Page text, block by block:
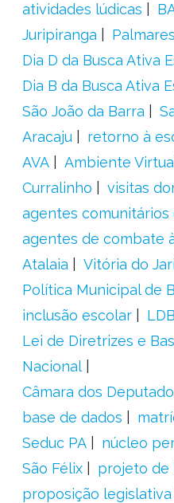
atividades lúdicas
Juripiranga
Palmares
Dia D da Busca Ativa
Dia B da Busca Ativa
São João da Barra
Aracaju
retorno à
AVA
Ambiente
Curralinho
visitas
agentes comunitários
agentes de combate
Atalaia
Vitória do Jari
Política Municipal de
inclusão escolar
LDB
Lei de Diretrizes e
Nacional
Câmara dos
base de dados
Seduc PA
núcleo
São Félix
projeto de
proposição legislativa